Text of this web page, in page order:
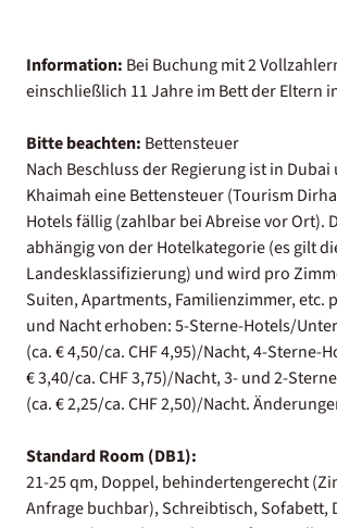
Information: Bei Buchung mit 2
einschließlich 11 Jahre im Bett der Eltern
Bitte beachten: Bettensteuer
Nach Beschluss der Regierung ist in Dubai
Khaimah eine Bettensteuer (Tourism
Hotels fällig (zahlbar bei Abreise vor Ort).
abhängig von der Hotelkategorie (es gilt
Landesklassifizierung) und wird pro
Suiten, Apartments, Familienzimmer, etc.
und Nacht erhoben: 5-Sterne-Hotels/
(ca. € 4,50/ca. CHF 4,95)/Nacht, 4-Sterne-
€ 3,40/ca. CHF 3,75)/Nacht, 3- und 2-
(ca. € 2,25/ca. CHF 2,50)/Nacht.
Standard Room (DB1):
21-25 qm, Doppel, behindertengerecht
Anfrage buchbar), Schreibtisch, Sofabett,